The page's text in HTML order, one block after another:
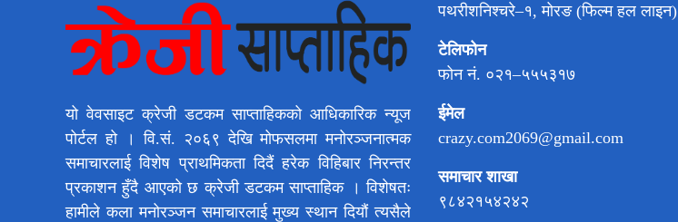
यो वेवसाइट क्रेजी डटकम साप्ताहिकको आधिकारिक न्यूज
पोर्टल हो । वि.सं. २०६९ देखि मोफसलमा मनोरञ्जनात्मक
समाचारलाई विशेष प्राथमिकता दिदैं हरेक विहिबार निरन्तर
प्रकाशन हुँदै आएको छ क्रेजी डटकम साप्ताहिक । विशेषतः
हामीले कला मनोरञ्जन समाचारलाई मुख्य स्थान दियौं त्यसैले
पथरीशनिश्चरे–१, मोरङ (फिल्म हल लाइन)
टेलिफोन
फोन नं. ०२१–५५५३१७
ईमेल
crazy.com2069@gmail.com
समाचार शाखा
९८४२१५४२४२